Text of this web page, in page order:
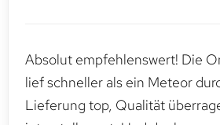
Absolut empfehlenswert! Die
lief schneller als ein Meteor
Lieferung top, Qualität